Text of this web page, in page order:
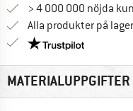
> 4 000 000 nöjda
Alla produkter på lager
Trust